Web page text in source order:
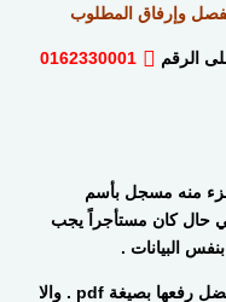
وإرفاق المطلوب
الرقم 0162330001
منه مسجل بأسم
حال كان مستأجراً يجب
البيانات .
df
. والا